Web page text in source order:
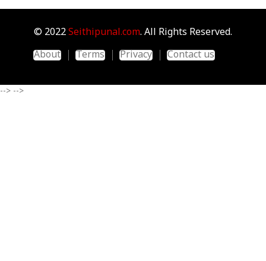
© 2022 Seithipunal.com. All Rights Reserved.
About
Terms Privacy Contact us
--> -->